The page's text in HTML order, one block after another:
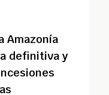
Amazonía
definitiva y